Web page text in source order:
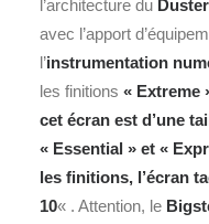
l’architecture du Duster
avec l’apport
l’instrumentation
les finitions « Extreme
cet écran est d’une
« Essential » et «
les finitions, l’écran
10« . Attention, le